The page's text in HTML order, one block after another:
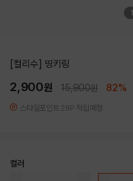
1
[컬리수] 띵키링
2,900원 15,900원 82%
스타일포인트 29P 적립예정
컬러